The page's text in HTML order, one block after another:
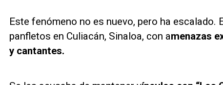
Este fenómeno no es nuevo, pero ha escalado.
panfletos en Culiacán, Sinaloa, con amenazas
y cantantes.